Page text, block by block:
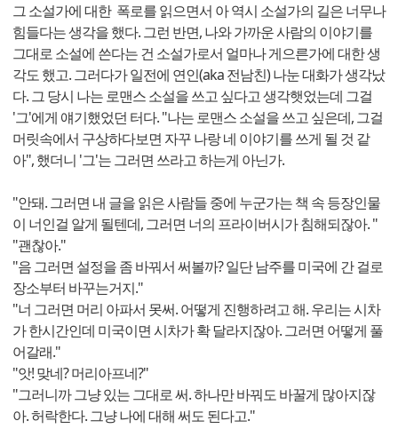
그 소설가에 대한 폭로를 읽으면서 아 역시 소설가의 길은 너무나
힘들다는 생각을 했다. 그런 반면, 나와 가까운 사람의 이야기를
그대로 소설에 쓴다는 건 소설가로서 얼마나 게으른가에 대한 생
각도 했고. 그러다가 일전에 연인(aka 전남친) 나눈 대화가 생각났
다. 그 당시 나는 로맨스 소설을 쓰고 싶다고 생각햇었는데 그걸
'그'에게 얘기했었던 터다. "나는 로맨스 소설을 쓰고 싶은데, 그걸
머릿속에서 구상하다보면 자꾸 나랑 네 이야기를 쓰게 될 것 같
아", 했더니 '그'는 그러면 쓰라고 하는게 아닌가.
"안돼. 그러면 내 글을 읽은 사람들 중에 누군가는 책 속 등장인물
이 너인걸 알게 될텐데, 그러면 너의 프라이버시가 침해되잖아. "
"괜찮아."
"음 그러면 설정을 좀 바꿔서 써볼까? 일단 남주를 미국에 간 걸로
장소부터 바꾸는거지."
"너 그러면 머리 아파서 못써. 어떻게 진행하려고 해. 우리는 시차
가 한시간인데 미국이면 시차가 확 달라지잖아. 그러면 어떻게 풀
어갈래."
"앗! 맞네? 머리아프네?"
"그러니까 그냥 있는 그대로 써. 하나만 바꿔도 바꿀게 많아지잖
아. 허락한다. 그냥 나에 대해 써도 된다고."